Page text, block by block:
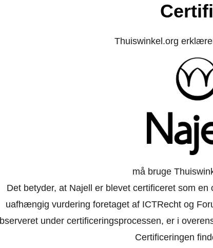
Thuiswinkel.org
må bruge
Det betyder, at Najell er blevet certificeret som
uafhængig vurdering foretaget af ICTRecht og
under certificeringsprocessen, er i
Certificeringen